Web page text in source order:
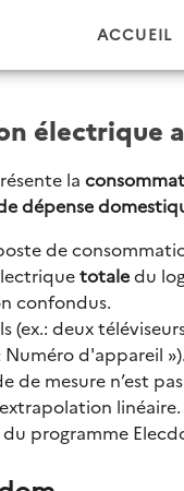
ACCUEIL
électrique
la
dépense
de
totaledu
confondus.
(ex.: deux
Numéro d'appareil »).
de mesure n’est
linéaire.
du programme